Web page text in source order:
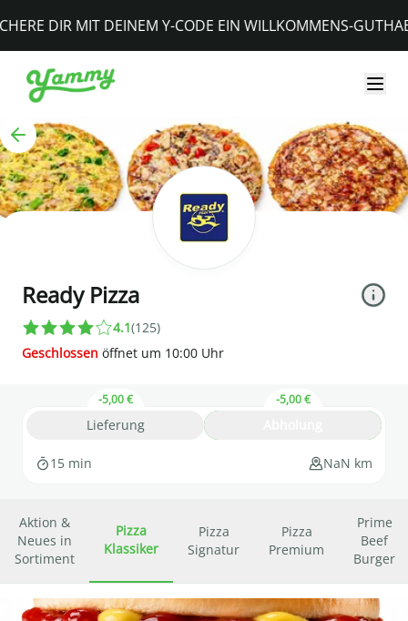
DIR MIT DEINEM Y-CODE EIN WILLKOMMENS-GUTHABEN
Ready Pizza
4.1(125)
Geschlossen öffnet um 10:00 Uhr
Lieferung
-5,00 € -5,00 €
15 min NaN km
Aktion &
Neues in
Sortiment
Pizza
Klassiker
Pizza
Signatur
Pizza
Premium
Prime
Beef
Burger